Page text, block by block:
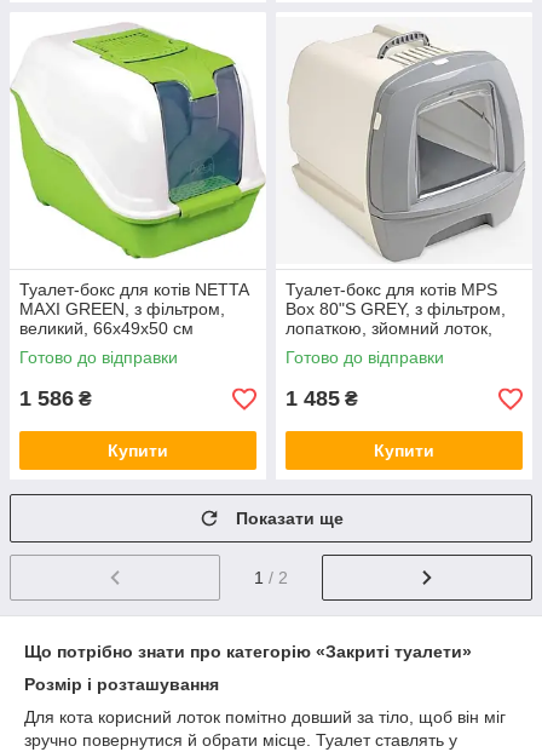
Туалет-бокс для котів NETTA
MAXI GREEN, з фільтром,
великий, 66х49х50 см
Готово до відправки
1 586 ₴
Купити
Туалет-бокс для котів MPS
Box 80"S GREY, з фільтром,
лопаткою, зйомний лоток,
МПС сірий 50x40x42 см (*)
Готово до відправки
1 485 ₴
Купити
Показати ще
1 / 2
Що потрібно знати про категорію «Закриті туалети»
Розмір і розташування
Для кота корисний лоток помітно довший за тіло, щоб він міг
зручно повернутися й обрати місце. Туалет ставлять у